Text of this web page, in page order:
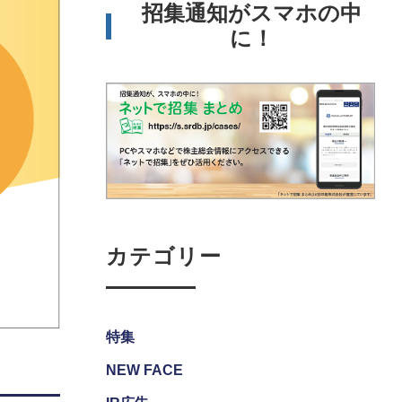
招集通知がスマホの中
に！
カテゴリー
特集
NEW FACE